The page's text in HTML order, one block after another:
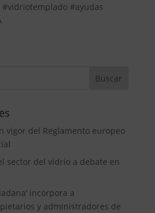
#ayudas
vigor del Reglamento europeo
sector del vidrio a debate en
incorpora a
y administradores de